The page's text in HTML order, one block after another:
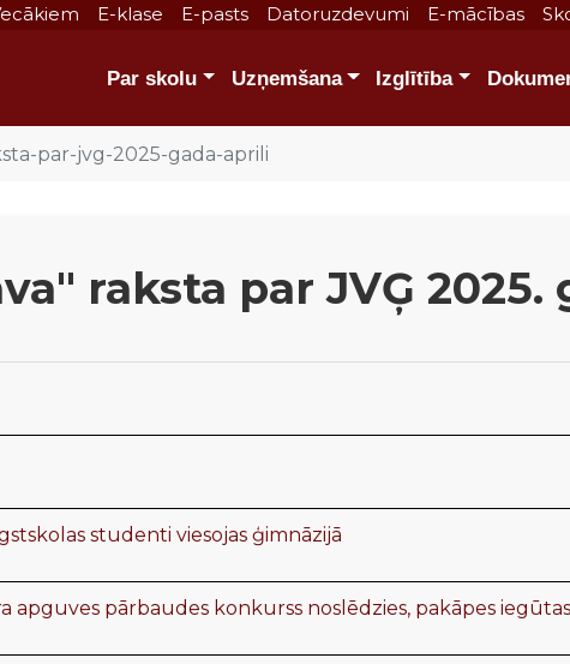
E-klase E-pasts Datoruzdevumi E-mācības
Par skolu Uzņemšana Izglītība
par-jvg-2025-gada-aprili
raksta par JVĢ 2025.
studenti viesojas ģimnāzijā
pārbaudes konkurss noslēdzies, pakāpes iegūtas